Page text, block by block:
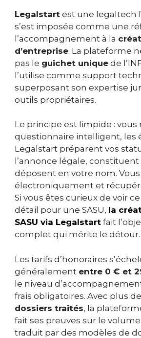
Legalstart est une legaltech
s’est imposée comme une
l’accompagnement à la
d’entreprise. La plateforme
pas le guichet unique de
l’utilise comme support
superposant son expertise
outils propriétaires.
Le principe est limpide : vous
questionnaire intelligent, les
Legalstart préparent vos
l’annonce légale,
déposent en votre nom.
électroniquement et
Si vous êtes curieux de voir
détail pour une SASU, la
SASU via Legalstart fait
complet qui mérite le détour.
Les tarifs d’honoraires
généralement entre 0 € et
le niveau
frais obligatoires. Avec plus de
dossiers traités, la
fait ses preuves sur le
traduit par des modèles de